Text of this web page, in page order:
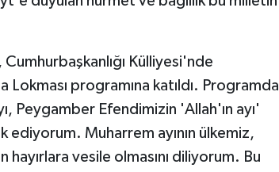
Külliyesi'nde
programına katıldı. Programda
Peygamber Efendimizin 'Allah'ın ayı'
Muharrem ayının ülkemiz,
vesile olmasını diliyorum. Bu